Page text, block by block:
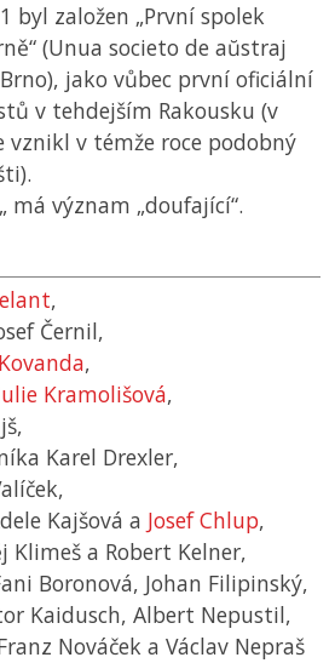
byl založen „První spolek
(Unua societo de aŭstraj
jako vůbec první oficiální
v tehdejším Rakousku (v
vznikl v témže roce podobný
má význam „doufající“.
,
Černil,
,
Kramolišová,
Karel Drexler,
Kajšová a Josef Chlup,
Klimeš a Robert Kelner,
Boronová, Johan Filipinský,
Kaidusch, Albert Nepustil,
Nováček a Václav Nepraš